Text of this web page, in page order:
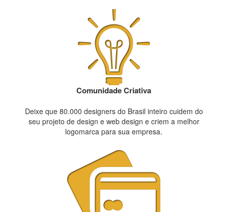
Comunidade Criativa
Deixe que 80.000 designers do Brasil inteiro cuidem do
seu projeto de design e web design e criem a melhor
logomarca para sua empresa.